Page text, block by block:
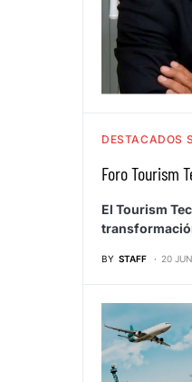
DESTACADOS
Foro Tourism
El Tourism
BY STAFF 20